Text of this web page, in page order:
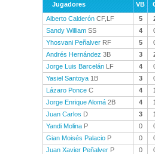
Jugadores VB
Alberto Calderón CF,LF 5
Sandy William SS 4
Yhosvani Peñalver RF 5
Andrés Hernández 3B 3
Jorge Luis Barcelán LF 4
Yasiel Santoya 1B 3
Lázaro Ponce C 4
Jorge Enrique Alomá 2B 4
Juan Carlos D 3
Yandi Molina P 0
Gian Moisés Palacio P 0
Juan Xavier Peñalver P 0